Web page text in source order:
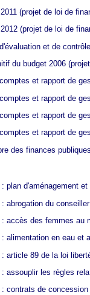
(projet de loi de
(projet de loi de
et de
du budget 2006(projet
et rapport de
et rapport de
et rapport de
et rapport de
des finances publiques
plan d'aménagement
abrogation du
accès des femmes au
alimentation en eau et
article 89 de la loi
assouplir les règles
contrats de